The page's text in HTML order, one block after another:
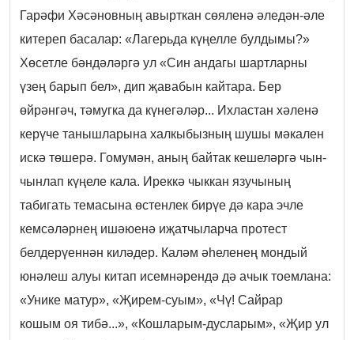
Гарәфи Хәсәновның авырткан сөяленә әледән-әле
китереп басалар: «Лагерьда күңелле булдымы?»
Хөсетле бәндәләргә ул «Син андагы шартларны
үзең барып бел», дип җавабын кайтара. Бер
өйрәнгәч, тәмугка да күнегәләр... Ихластан хәленә
керүче танышларына халкыбызның шушы мәкален
искә төшерә. Гомумән, аның байтак кешеләргә чын-
чынлап күңеле кала. Иреккә чыккан язучының
табигать темасына өстенлек бирүе дә кара эчле
кемсәләрнең ишәюенә иҗатчыларча протест
белдерүеннән киләдер. Каләм әһеленең мондый
юнәлеш алуы китап исемнәрендә дә ачык тоемлана:
«Унике матур», «Җирем-суым», «Чү! Сайрар
кошым оя тибә...», «Кошларым-дусларым», «Җир ул